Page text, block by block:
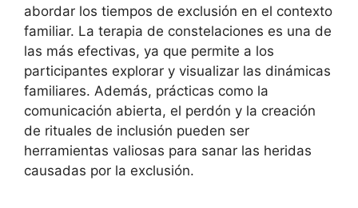
abordar los tiempos de exclusión en el contexto
familiar. La terapia de constelaciones es una de
las más efectivas, ya que permite a los
participantes explorar y visualizar las dinámicas
familiares. Además, prácticas como la
comunicación abierta, el perdón y la creación
de rituales de inclusión pueden ser
herramientas valiosas para sanar las heridas
causadas por la exclusión.